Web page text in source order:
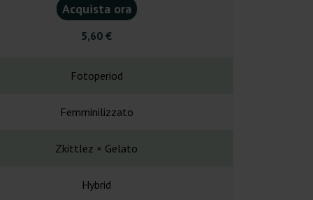
Acquista ora
5,60 €
Fotoperiod
Femminilizzato
Zkittlez × Gelato
Hybrid